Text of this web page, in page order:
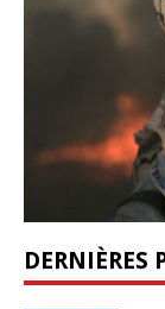
DERNIÈRES